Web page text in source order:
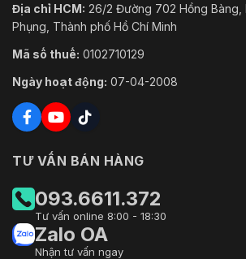
Địa chỉ HCM: 26/2 Đường 702 Hồng Bàng,
Phụng, Thành phố Hồ Chí Minh
Mã số thuế: 0102710129
Ngày hoạt động: 07-04-2008
TƯ VẤN BÁN HÀNG
093.6611.372
Tư vấn online 8:00 - 18:30
Zalo OA
Nhận tư vấn ngay